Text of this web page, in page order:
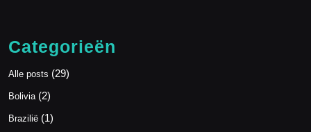
Categorieën
Alle posts (29)
Bolivia (2)
Brazilië (1)